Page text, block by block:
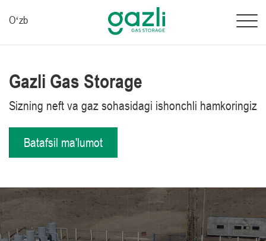
Oʻzb
Gazli Gas Storage
Sizning neft va gaz sohasidagi ishonchli hamkoringiz
Batafsil ma'lumot